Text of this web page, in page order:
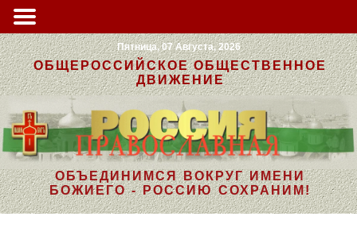
Пятница, 07 Августа, 2026
ОБЩЕРОССИЙСКОЕ ОБЩЕСТВЕННОЕ
ДВИЖЕНИЕ
ОБЪЕДИНИМСЯ ВОКРУГ ИМЕНИ
БОЖИЕГО - РОССИЮ СОХРАНИМ!